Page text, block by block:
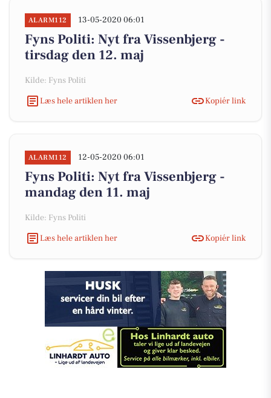
ALARM112 13-05-2020 06:01
Fyns Politi: Nyt fra Vissenbjerg -
tirsdag den 12. maj
Kilde: Fyns Politi
Læs hele artiklen her
Kopiér link
ALARM112 12-05-2020 06:01
Fyns Politi: Nyt fra Vissenbjerg -
mandag den 11. maj
Kilde: Fyns Politi
Læs hele artiklen her
Kopiér link